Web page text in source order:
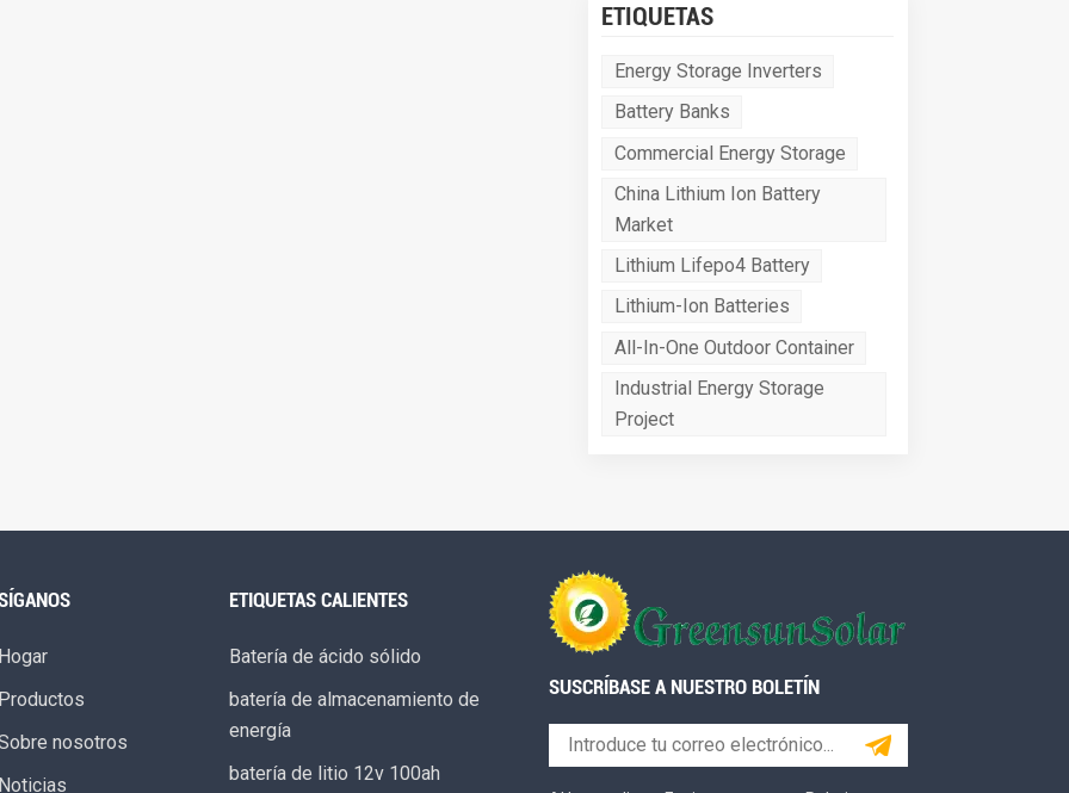
ETIQUETAS
Energy Storage Inverters
Battery Banks
Commercial Energy Storage
China Lithium Ion Battery
Market
Lithium Lifepo4 Battery
Lithium-Ion Batteries
All-In-One Outdoor Container
Industrial Energy Storage
Project
Hogar
Productos
nosotros
Noticias
ETIQUETAS CALIENTES
Batería de ácido sólido
batería de almacenamiento de
energía
batería de litio 12v 100ah
SUSCRÍBASE A NUESTRO BOLETÍN